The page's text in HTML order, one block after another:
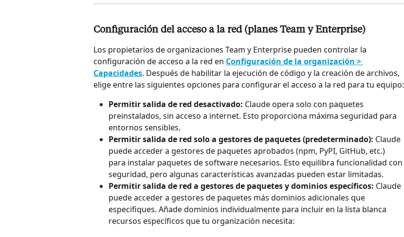
Configuración del acceso a la red (planes Team y Enterprise)
Los propietarios de organizaciones Team y Enterprise pueden controlar la
configuración de acceso a la red en Configuración de la organización >
Capacidades. Después de habilitar la ejecución de código y la creación de archivos,
elige entre las siguientes opciones para configurar el acceso a la red para tu equipo:
Permitir salida de red desactivado: Claude opera solo con paquetes
preinstalados, sin acceso a internet. Esto proporciona máxima seguridad para
entornos sensibles.
Permitir salida de red solo a gestores de paquetes (predeterminado): Claude
puede acceder a gestores de paquetes aprobados (npm, PyPI, GitHub, etc.)
para instalar paquetes de software necesarios. Esto equilibra funcionalidad con
seguridad, pero algunas características avanzadas pueden estar limitadas.
Permitir salida de red a gestores de paquetes y dominios específicos: Claude
puede acceder a gestores de paquetes más dominios adicionales que
especifiques. Añade dominios individualmente para incluir en la lista blanca
recursos específicos que tu organización necesita: